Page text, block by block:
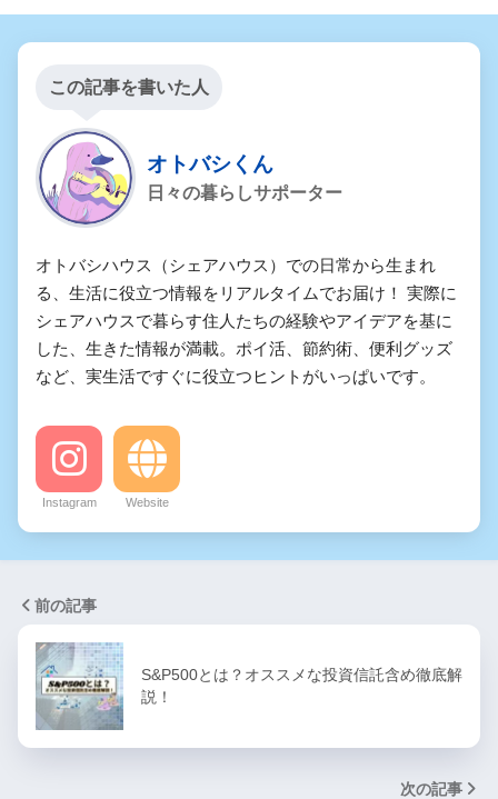
この記事を書いた人
オトバシくん
日々の暮らしサポーター
オトバシハウス（シェアハウス）での日常から生まれ
る、生活に役立つ情報をリアルタイムでお届け！ 実際に
シェアハウスで暮らす住人たちの経験やアイデアを基に
した、生きた情報が満載。ポイ活、節約術、便利グッズ
など、実生活ですぐに役立つヒントがいっぱいです。
Instagram Website
前の記事
S&P500とは？オススメな投資信託含め徹底解
説！
次の記事